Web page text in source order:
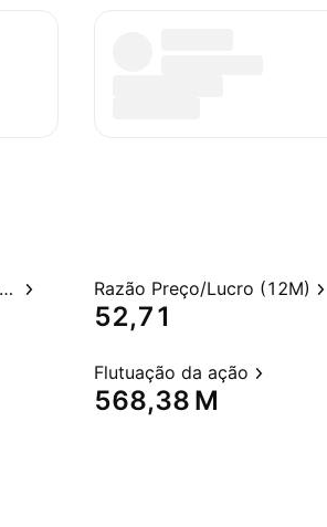
Rendimento do dividendo (indicado) Razão Preço/Lucro (12M)
52,71
Flutuação da ação
‪568,38 M‬